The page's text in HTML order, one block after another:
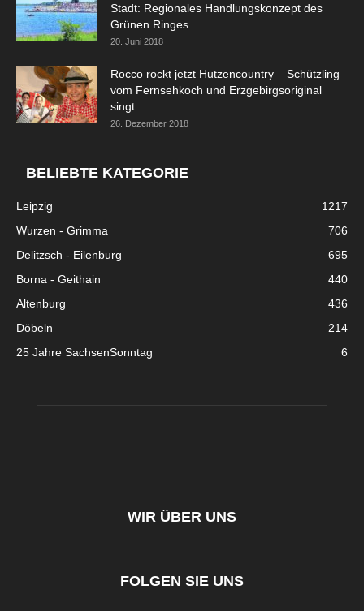
Stadt: Regionales Handlungskonzept des
Grünen Ringes...
20. Juni 2018
Rocco rockt jetzt Hutzencountry – Schützling
vom Fernsehkoch und Erzgebirgsoriginal
singt...
26. Dezember 2018
BELIEBTE KATEGORIE
Leipzig
1217
Wurzen - Grimma
706
Delitzsch - Eilenburg
695
Borna - Geithain
440
Altenburg
436
Döbeln
214
25 Jahre SachsenSonntag
6
WIR ÜBER UNS
FOLGEN SIE UNS